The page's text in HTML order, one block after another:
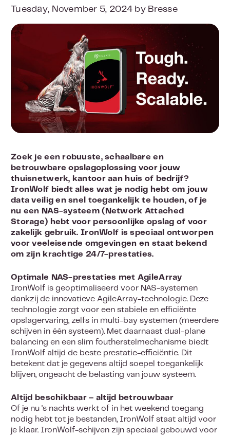
Tuesday, November 5, 2024 by Bresse
Zoek je een robuuste, schaalbare en
betrouwbare opslagoplossing voor jouw
thuisnetwerk, kantoor aan huis of bedrijf?
IronWolf biedt alles wat je nodig hebt om jouw
data veilig en snel toegankelijk te houden, of je
nu een NAS-systeem (Network Attached
Storage) hebt voor persoonlijke opslag of voor
zakelijk gebruik. IronWolf is speciaal ontworpen
voor veeleisende omgevingen en staat bekend
om zijn krachtige 24/7-prestaties.
Optimale NAS-prestaties met AgileArray
IronWolf is geoptimaliseerd voor NAS-systemen
dankzij de innovatieve AgileArray-technologie. Deze
technologie zorgt voor een stabiele en efficiënte
opslagervaring, zelfs in multi-bay systemen (meerdere
schijven in één systeem). Met daarnaast dual-plane
balancing en een slim foutherstelmechanisme biedt
IronWolf altijd de beste prestatie-efficiëntie. Dit
betekent dat je gegevens altijd soepel toegankelijk
blijven, ongeacht de belasting van jouw systeem.
Altijd beschikbaar – altijd betrouwbaar
Of je nu 's nachts werkt of in het weekend toegang
nodig hebt tot je bestanden, IronWolf staat altijd voor
je klaar. IronWolf-schijven zijn speciaal gebouwd voor